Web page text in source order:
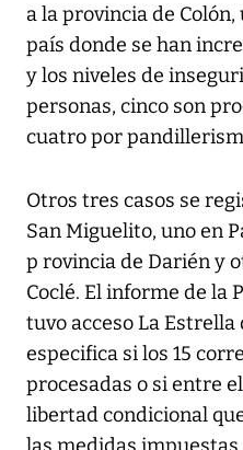
a la provincia de
país donde se han
y los niveles de
personas, cinco son
cuatro por
Otros tres casos se
San Miguelito, uno en
p rovincia de Darién y
Coclé. El informe de la
tuvo acceso La Estrella
especifica si los 15
procesadas o si entre
libertad condicional
las medidas impuestas.